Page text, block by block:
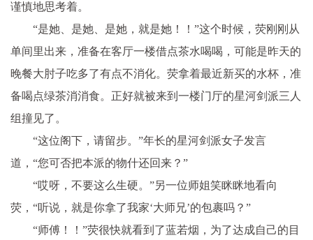
谨慎地思考着。
“是她、是她、是她，就是她！！”这个时候，荧刚刚从
单间里出来，准备在客厅一楼借点茶水喝喝，可能是昨天的
晚餐大肘子吃多了有点不消化。荧拿着最近新买的水杯，准
备喝点绿茶消消食。正好就被来到一楼门厅的星河剑派三人
组撞见了。
“这位阁下，请留步。”年长的星河剑派女子发言
道，“您可否把本派的物什还回来？”
“哎呀，不要这么生硬。”另一位师姐笑眯眯地看向
荧，“听说，就是你拿了我家‘大师兄’的包裹吗？”
“师傅！！”荧很快就看到了蓝若烟，为了达成自己的目